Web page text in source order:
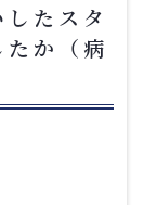
たスタ
たか（病